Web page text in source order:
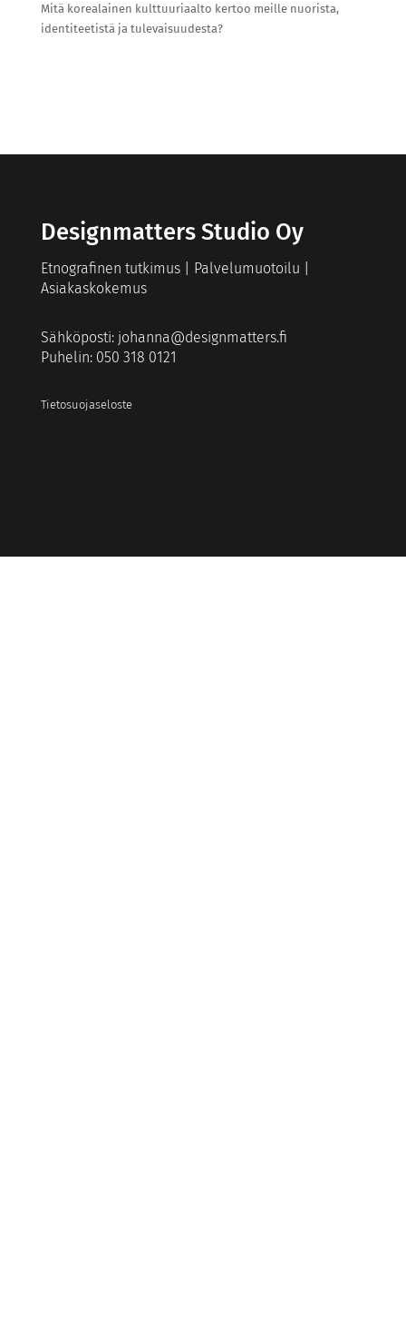
Mitä korealainen kulttuuriaalto kertoo meille nuorista,
identiteetistä ja tulevaisuudesta?
Designmatters Studio Oy
Etnografinen tutkimus | Palvelumuotoilu |
Asiakaskokemus
Sähköposti: johanna@designmatters.fi
Puhelin: 050 318 0121
Tietosuojaseloste